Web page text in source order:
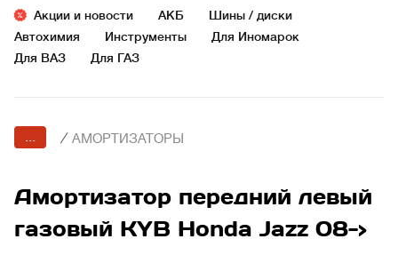
Акции и новости АКБ
Шины / диски
Автохимия
Инструменты
Для Иномарок
Для ВАЗ
Для ГАЗ
... / АМОРТИЗАТОРЫ
Амортизатор передний левый
газовый KYB Honda Jazz 08->